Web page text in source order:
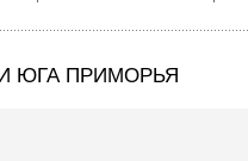
ЮГА ПРИМОРЬЯ